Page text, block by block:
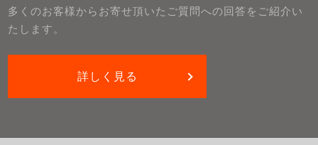
多くのお客様からお寄せ頂いたご質問への回答をご紹介い
たします。
詳しく見る